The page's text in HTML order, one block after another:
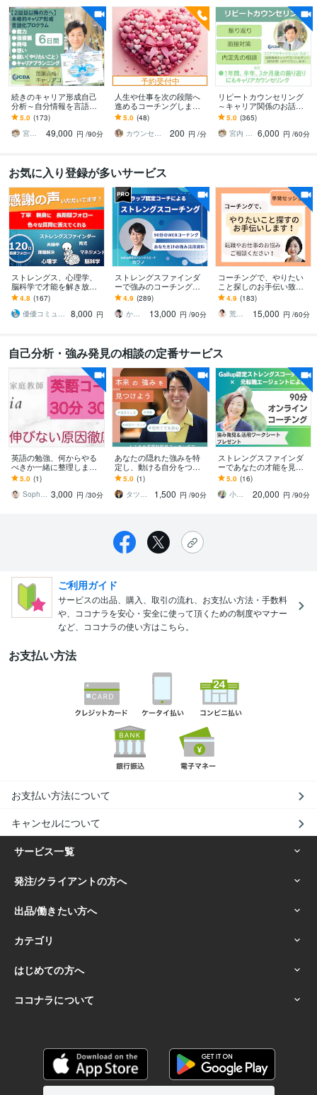
続きのキャリア形成自己
分析～自分情報を言語化
します 能力・価値観・興
味・想い・願い～やりた
いことキャリアデザイン
5.0 (173)
宮内 利亮 キャリアコンサルタント
49,000 円 /90分
予約受付中
人生や仕事を次の段階へ
進めるコーチングします
やりたいことがあるのに
動けない方へ
5.0 (48)
カウンセリング事務所☘️オフィスカノン
200 円 /分
リピートカウンセリング
～キャリア関係のお話聞
きます また相談したいこ
と、少し聞いて欲しいこ
とがあるという方に！
5.0 (365)
宮内 利亮 キャリアコンサルタント 6,000 円 /60分
お気に入り登録が多いサービス
ストレングス、心理学、
脳科学で才能を解き放ち
ます コミュニケーション
に悩む人、「メンター」
が周りにいない人向け
4.8 (167)
優優コミュニケーション工藤
8,000 円
ストレングスファインダ
ーで強みのコーチングを
します Gallup認定ストレ
ングスコーチによるオン
ラインコーチング
4.9 (289)
かわの ギャラップ認定ストレングスコーチ
13,000 円 /90分
コーチングで、やりたい
こと探しのお手伝い致し
ます やりたいこと分から
ないけど、楽しく仕事し
たい！を支援します！
4.9 (183)
荒井かなえ＊コーチング
15,000 円 /60分
自己分析・強み発見の相談の定番サービス
英語の勉強、何からやる
べきか一緒に整理します
迷っている時間を、前に
進む時間へ
5.0 (1)
Sophia27 3,000 円 /30分
あなたの隠れた強みを特
定し、動ける自分をつく
ります ミズカラ修了コー
チによるオンライン認知
科学コーチング
5.0 (1)
タツロー｜あなたの本当の強み、特定します
1,500 円 /90分
ストレングスファインダ
ーであなたの才能を見つ
けます キャリアにモヤ
っ？認定コーチ×元転職エ
ージェントが伴走します
5.0 (16)
小平ゆう子 認定ストレングスコーチ
20,000 円 /90分
ご利用ガイド
サービスの出品、購入、取引の流れ、お支払い方法・手数料
や、ココナラを安心・安全に使って頂くための制度やマナー
など、ココナラの使い方はこちら。
お支払い方法
お支払い方法について
キャンセルについて